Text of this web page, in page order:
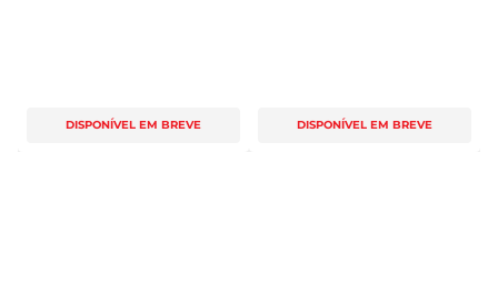
DISPONÍVEL EM BREVE DISPONÍVEL EM BREVE